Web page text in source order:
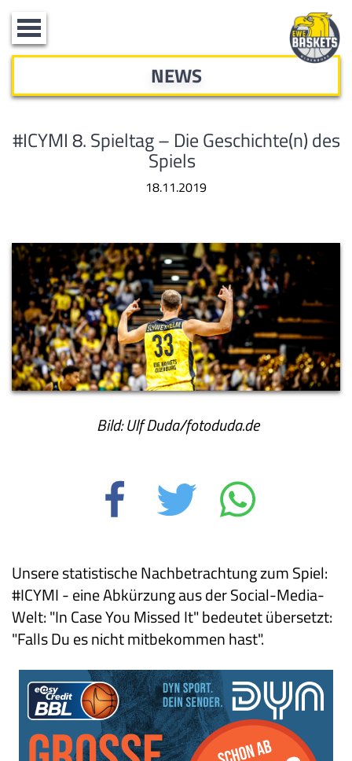
Toggle
navigation
NEWS
#ICYMI 8. Spieltag – Die Geschichte(n) des
Spiels
18.11.2019
Bild: Ulf Duda/fotoduda.de
Unsere statistische Nachbetrachtung zum Spiel:
#ICYMI - eine Abkürzung aus der Social-Media-
Welt: "In Case You Missed It" bedeutet übersetzt:
"Falls Du es nicht mitbekommen hast".